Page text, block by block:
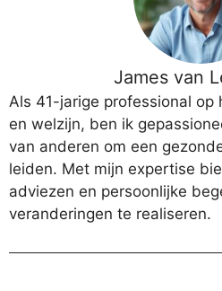
James van
Als 41-jarige professional op
en welzijn, ben ik
van anderen om een
leiden. Met mijn expertise
adviezen en persoonlijke
veranderingen te realiseren.